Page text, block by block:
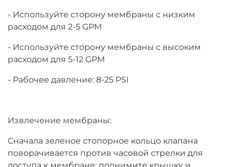
- Используйте сторону мембраны с низким
расходом для 2-5 GPM
- Используйте сторону мембраны с высоким
расходом для 5-12 GPM
- Рабочее давление: 8-25 PSI
Извлечение мембраны:
Сначала зеленое стопорное кольцо клапана
поворачивается против часовой стрелки для